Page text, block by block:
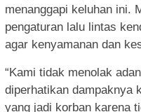
menanggapi keluhan ini.
pengaturan lalu lintas
agar kenyamanan dan
“Kami tidak menolak
diperhatikan dampaknya
yang jadi korban karena